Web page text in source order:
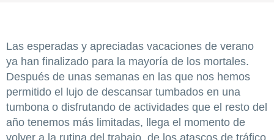
Las esperadas y apreciadas vacaciones de verano
ya han finalizado para la mayoría de los mortales.
Después de unas semanas en las que nos hemos
permitido el lujo de descansar tumbados en una
tumbona o disfrutando de actividades que el resto del
año tenemos más limitadas, llega el momento de
volver a la rutina del trabajo, de los atascos de tráfico